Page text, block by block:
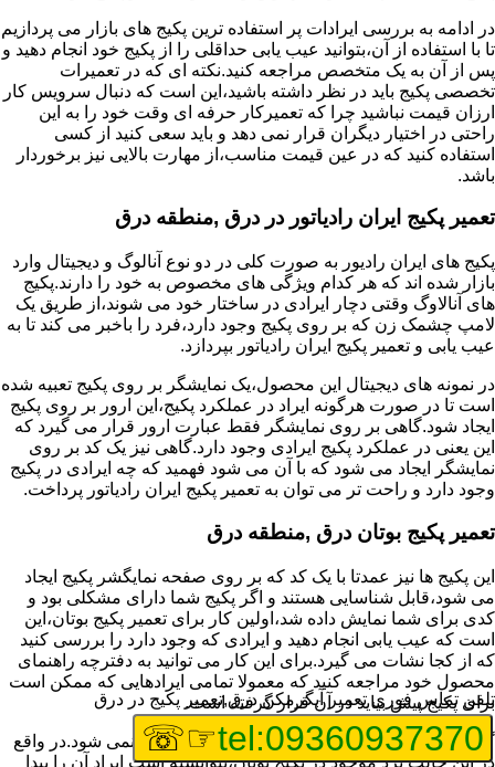
در ادامه به بررسی ایرادات پر استفاده ترین پکیج های بازار می پردازیم
تا با استفاده از آن،بتوانید عیب یابی حداقلی را از پکیج خود انجام دهید و
پس از آن به یک متخصص مراجعه کنید.نکته ای که در تعمیرات
تخصصی پکیج باید در نظر داشته باشید،این است که دنبال سرویس کار
ارزان قیمت نباشید چرا که تعمیرکار حرفه ای وقت خود را به این
راحتی در اختیار دیگران قرار نمی دهد و باید سعی کنید از کسی
استفاده کنید که در عین قیمت مناسب،از مهارت بالایی نیز برخوردار
باشد.
تعمیر پکیج ایران رادیاتور در درق ,منطقه درق
پکیج های ایران رادیور به صورت کلی در دو نوع آنالوگ و دیجیتال وارد
بازار شده اند که هر کدام ویژگی های مخصوص به خود را دارند.پکیج
های آنالاوگ وقتی دچار ایرادی در ساختار خود می شوند،از طریق یک
لامپ چشمک زن که بر روی پکیج وجود دارد،فرد را باخبر می کند تا به
عیب یابی و تعمیر پکیج ایران رادیاتور بپردازد.
در نمونه های دیجیتال این محصول،یک نمایشگر بر روی پکیج تعبیه شده
است تا در صورت هرگونه ایراد در عملکرد پکیج،این ارور بر روی پکیج
ایجاد شود.گاهی بر روی نمایشگر فقط عبارت ارور قرار می گیرد که
این یعنی در عملکرد پکیج ایرادی وجود دارد.گاهی نیز یک کد بر روی
نمایشگر ایجاد می شود که با آن می شود فهمید که چه ایرادی در پکیج
وجود دارد و راحت تر می توان به تعمیر پکیج ایران رادیاتور پرداخت.
تعمیر پکیج بوتان درق ,منطقه درق
این پکیج ها نیز عمدتا با یک کد که بر روی صفحه نمایگشر پکیج ایجاد
می شود،قابل شناسایی هستند و اگر پکیج شما دارای مشکلی بود و
کدی برای شما نمایش داده شد،اولین کار برای تعمیر پکیج بوتان،این
است که عیب یابی انجام دهید و ایرادی که وجود دارد را بررسی کنید
که از کجا نشات می گیرد.برای این کار می توانید به دفترچه راهنمای
محصول خود مراجعه کنید که معمولا تمامی ایرادهایی که ممکن است
برای پکیج پیش بیاید در آن قرار گرفته است.
گاهی نیز هنگام خرابی پکیج،هیچ اروری نمایش داده نمی شود.در واقع
در این حالت برد موجود در پکیج بوتان،نتوانسته است ایراد آن را پیدا
تلفن تماس فوریتعمیر آبگرمکن درق,تعمیر پکیج در درق
tel:09360937370
☞☏